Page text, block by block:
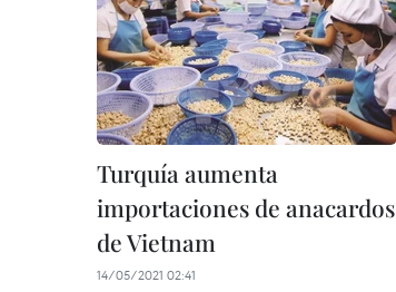
Turquía aumenta
importaciones de anacardos
de Vietnam
14/05/2021 02:41